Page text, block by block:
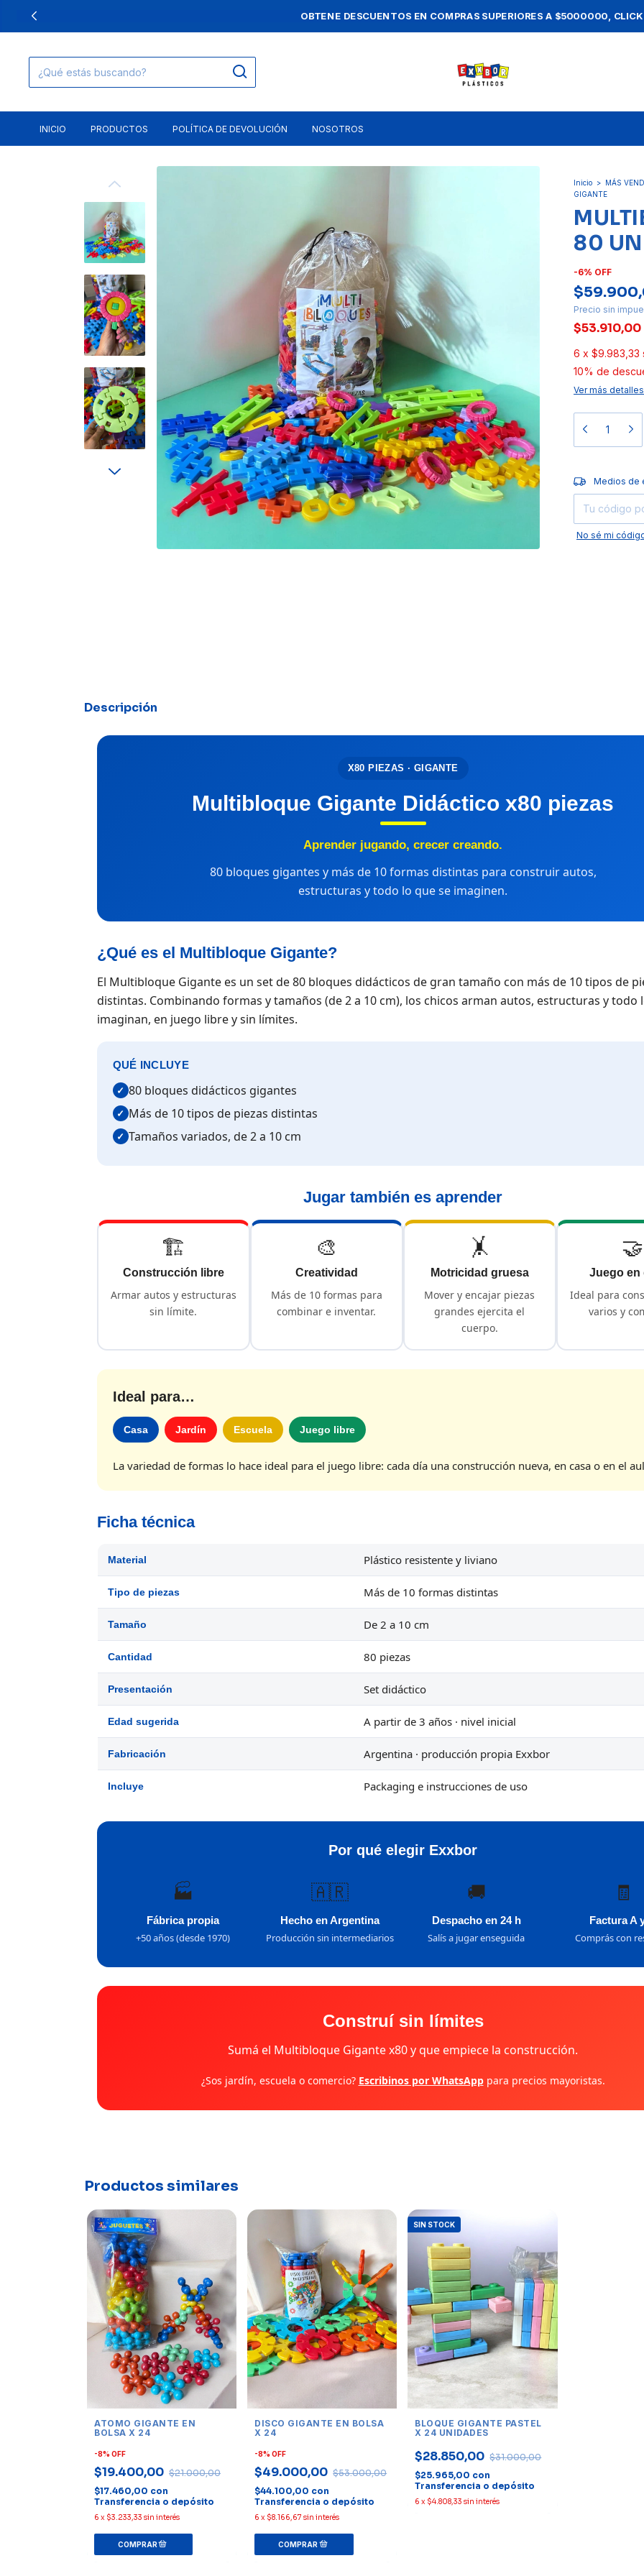
HASTA 3 CUOTAS SIN INTERÉS · 10% OFF EN EFECTIVO O
INICIO PRODUCTOS POLÍTICA DE DEVOLUCIÓN NOSOTROS
Inicio > MÁS
GIGANTE
80
-6% OFF
Precio sin
$53.910,00
6 x $9.983,33
10% de
Ver más detalles
Entregas para el
Medios de
No sé mi
Descripción
X80 PIEZAS · GIGANTE
Multibloque Gigante Didáctico x80 piezas
Aprender jugando, crecer creando.
80 bloques gigantes y más de 10 formas distintas para construir autos,
estructuras y todo lo que se imaginen.
¿Qué es el Multibloque Gigante?
El Multibloque Gigante es un set de 80 bloques didácticos de gran tamaño con más de 10 tipos de
distintas. Combinando formas y tamaños (de 2 a 10 cm), los chicos arman autos, estructuras y todo
imaginan, en juego libre y sin límites.
QUÉ INCLUYE
✓ 80 bloques didácticos gigantes
✓ Más de 10 tipos de piezas distintas
✓ Tamaños variados, de 2 a 10 cm
Jugar también es aprender
🏗️
Construcción libre
Armar autos y estructuras
sin límite.
🎨
Creatividad
Más de 10 formas para
combinar e inventar.
🤸
Motricidad gruesa
Mover y encajar piezas
grandes ejercita el
cuerpo.
🤝
Juego en
Ideal para
varios y
Ideal para…
Casa Jardín Escuela Juego libre
La variedad de formas lo hace ideal para el juego libre: cada día una construcción nueva, en casa o en el
Ficha técnica
Material Plástico resistente y liviano
Tipo de piezas Más de 10 formas distintas
Tamaño De 2 a 10 cm
Cantidad 80 piezas
Presentación Set didáctico
Edad sugerida A partir de 3 años · nivel inicial
Fabricación Argentina · producción propia Exxbor
Incluye Packaging e instrucciones de uso
Por qué elegir Exxbor
🏭
Fábrica propia
+50 años (desde 1970)
🇦🇷
Hecho en Argentina
Producción sin intermediarios
🚚
Despacho en 24 h
Salís a jugar enseguida
🧾
Factura A
Comprás con
Construí sin límites
Sumá el Multibloque Gigante x80 y que empiece la construcción.
¿Sos jardín, escuela o comercio? Escribinos por WhatsApppara precios mayoristas.
Productos similares
ATOMO GIGANTE EN
BOLSA X 24
-8% OFF
$19.400,00 $21.000,00
$17.460,00 con
Transferencia o depósito
6 x $3.233,33 sin interés
DISCO GIGANTE EN BOLSA
X 24
-8%OFF
$49.000,00 $53.000,00
$44.100,00 con
Transferencia o depósito
6 x $8.166,67 sin interés
SIN STOCK
BLOQUE GIGANTE PASTEL
X 24 UNIDADES
$28.850,00 $31.000,00
$25.965,00 con
Transferencia o depósito
6 x $4.808,33 sin interés